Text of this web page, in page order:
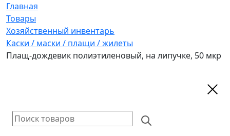
Главная
Товары
Хозяйственный инвентарь
Каски / маски / плащи / жилеты
Плащ-дождевик полиэтиленовый, на липучке, 50 мкр